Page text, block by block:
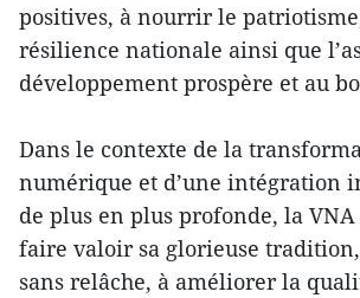
positives, à nourrir le
résilience nationale ainsi que
développement prospère et au
Dans le contexte de la
numérique et d’une intégration
de plus en plus profonde, la
faire valoir sa glorieuse
sans relâche, à améliorer la